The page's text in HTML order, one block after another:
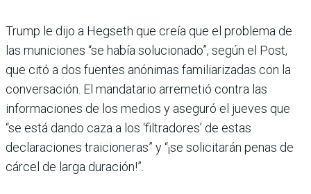
Trump le dijo a Hegseth que creía que el problema de
las municiones “se había solucionado”, según el Post,
que citó a dos fuentes anónimas familiarizadas con la
conversación. El mandatario arremetió contra las
informaciones de los medios y aseguró el jueves que
“se está dando caza a los ‘filtradores’ de estas
declaraciones traicioneras” y “¡se solicitarán penas de
cárcel de larga duración!”.